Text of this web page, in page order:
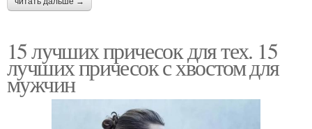
15 лучших причесок для тех. 15
лучших причесок с хвостом для
мужчин